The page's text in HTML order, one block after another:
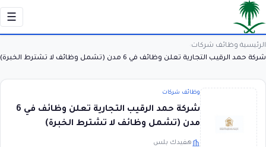
☰
الرئيسية وظائف شركات
شركة حمد الرقيب التجارية تعلن وظائف في 6 مدن (تشمل وظائف لا تشترط الخبرة)
وظائف شركات
شركة حمد الرقيب التجارية تعلن وظائف في 6
مدن (تشمل وظائف لا تشترط الخبرة)
هفيدك بلس